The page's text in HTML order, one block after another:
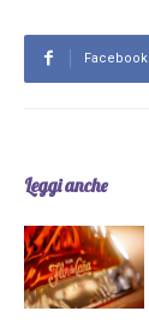
Facebook
Leggi anche